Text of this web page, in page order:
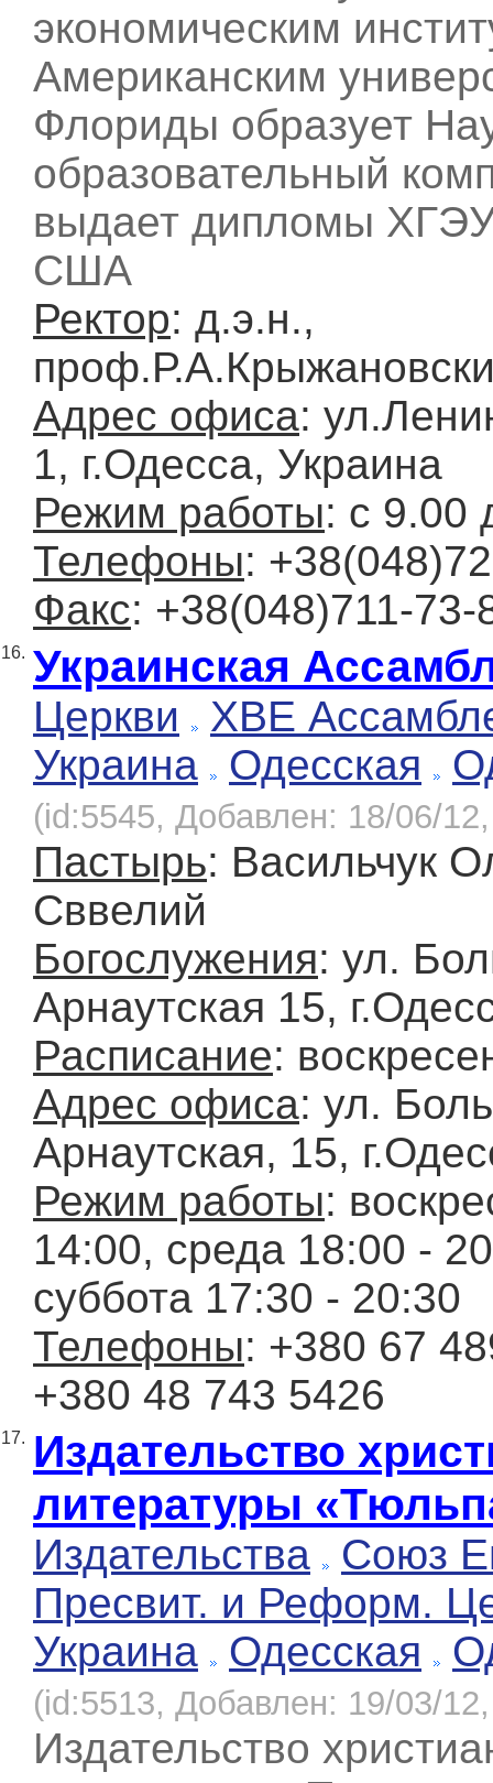
экономическим
Американским
Флориды образует
образовательный
выдает дипломы
США
Ректор: д.э.н.,
Адрес офиса:
1, г.Одесса, Украина
Режим работы: с 9.00
Телефоны:
Факс: +38(048)711-73-
16. Украинская
Церкви
ХВЕ
Украина
Одесская
(id:5545, Добавлен: 18/06/
Пастырь: Васильчук
Сввелий
Богослужения: ул.
Арнаутская 15,
Расписание:
Адрес офиса: ул.
Арнаутская, 15,
Режим работы:
14:00, среда 18:00 -
суббота 17:30 - 20:30
Телефоны: +380 67
+380 48 743 5426
17. Издательство
литературы
Издательства
Союз
Пресвит. и Реформ.
Украина
Одесская
(id:5513, Добавлен: 19/03/
Издательство